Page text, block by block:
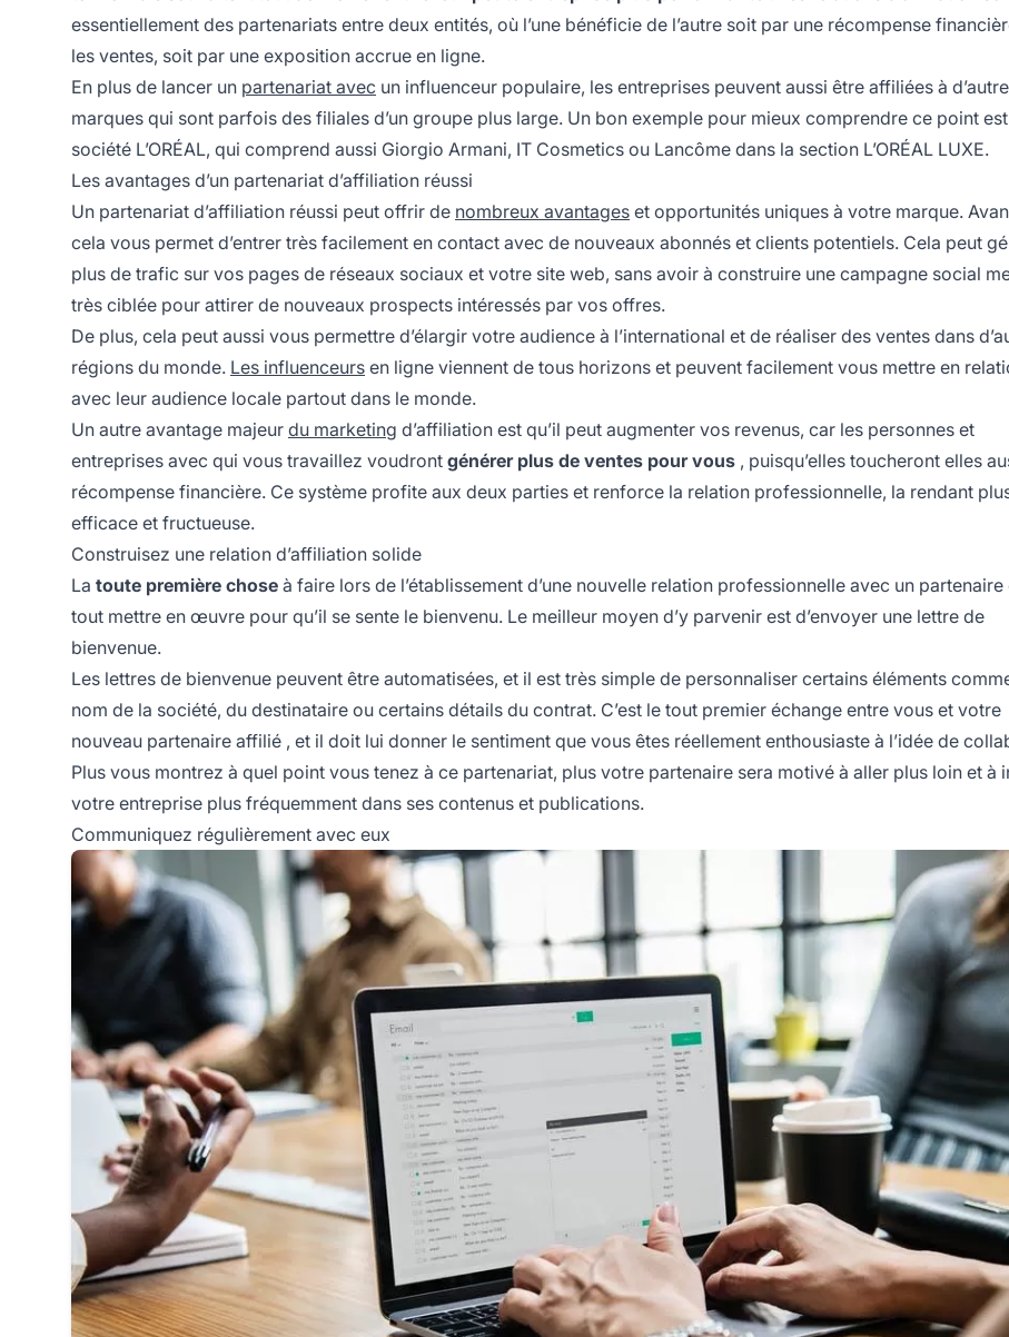
essentiellement des partenariats entre deux entités, où l’une bénéficie de l’autre soit par une récompense
les ventes, soit par une exposition accrue en ligne.
En plus de lancer un partenariat avec un influenceur populaire, les entreprises peuvent aussi être affiliées à
marques qui sont parfois des filiales d’un groupe plus large. Un bon exemple pour mieux comprendre ce point
société L’ORÉAL, qui comprend aussi Giorgio Armani, IT Cosmetics ou Lancôme dans la section L’ORÉAL LUXE.
Les avantages d’un partenariat d’affiliation réussi
Un partenariat d’affiliation réussi peut offrir de nombreux avantages et opportunités uniques à votre marque.
cela vous permet d’entrer très facilement en contact avec de nouveaux abonnés et clients potentiels. Cela peut
plus de trafic sur vos pages de réseaux sociaux et votre site web, sans avoir à construire une campagne social
très ciblée pour attirer de nouveaux prospects intéressés par vos offres.
De plus, cela peut aussi vous permettre d’élargir votre audience à l’international et de réaliser des ventes dans
régions du monde. Les influenceurs en ligne viennent de tous horizons et peuvent facilement vous mettre en
avec leur audience locale partout dans le monde.
Un autre avantage majeur du marketing d’affiliation est qu’il peut augmenter vos revenus, car les personnes et
entreprises avec qui vous travaillez voudront générer plus de ventes pour vous , puisqu’elles toucheront elles
récompense financière. Ce système profite aux deux parties et renforce la relation professionnelle, la rendant
efficace et fructueuse.
Construisez une relation d’affiliation solide
La toute première chose à faire lors de l’établissement d’une nouvelle relation professionnelle avec un partenaire
tout mettre en œuvre pour qu’il se sente le bienvenu. Le meilleur moyen d’y parvenir est d’envoyer une lettre de
bienvenue.
Les lettres de bienvenue peuvent être automatisées, et il est très simple de personnaliser certains éléments
nom de la société, du destinataire ou certains détails du contrat. C’est le tout premier échange entre vous et votre
nouveau partenaire affilié , et il doit lui donner le sentiment que vous êtes réellement enthousiaste à l’idée de
Plus vous montrez à quel point vous tenez à ce partenariat, plus votre partenaire sera motivé à aller plus loin et à
votre entreprise plus fréquemment dans ses contenus et publications.
Communiquez régulièrement avec eux